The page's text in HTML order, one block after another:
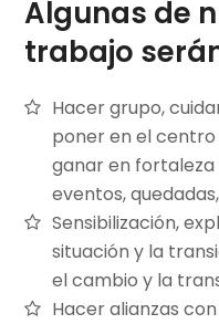
Algunas de
trabajo
Hacer grupo,
poner en el centro
ganar en fortaleza
eventos,
Sensibilización,
situación y la
el cambio y la
Hacer alianzas